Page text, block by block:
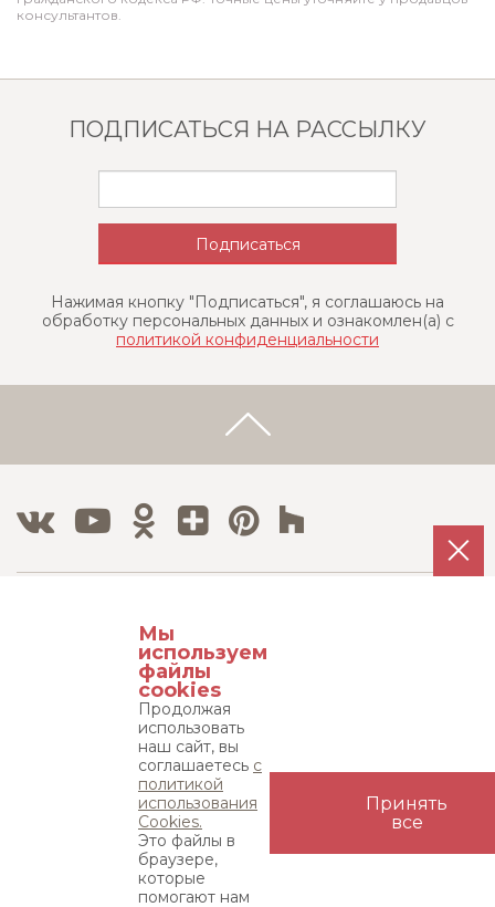
консультантов.
ПОДПИСАТЬСЯ НА РАССЫЛКУ
Нажимая кнопку "Подписаться", я соглашаюсь на
обработку персональных данных и ознакомлен(a) с
политикой конфиденциальности
8 800 500 12 63
8 495 215 08 08
115533, г. Москва, пр-т Андропова д. 22,
бизнес-центр "Нагатинский", 15 этаж
© «ЭЛФАРУС» 1999-2026. ВСЕ ПРАВА ЗАЩИЩЕНЫ.
ИСПОЛЬЗОВАНИЯ САЙТА
Мы
используем
файлы
cookies
Продолжая
использовать
наш сайт, вы
соглашаетесь с
политикой
использования
Cookies.
Это файлы в
браузере,
которые
помогают нам
Принять
все